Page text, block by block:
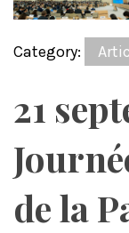
Category:
21
de la